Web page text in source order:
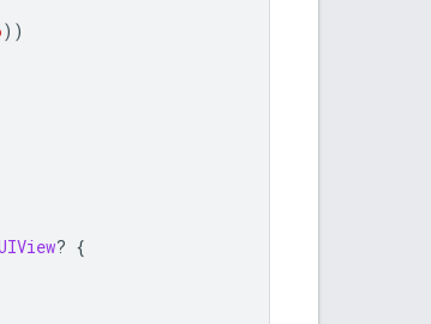
))
? {